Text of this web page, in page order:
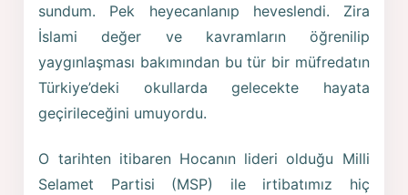
sundum. Pek heyecanlanıp heveslendi. Zira
İslami değer ve kavramların öğrenilip
yaygınlaşması bakımından bu tür bir müfredatın
Türkiye’deki okullarda gelecekte hayata
geçirileceğini umuyordu.
O tarihten itibaren Hocanın lideri olduğu Milli
Selamet Partisi (MSP) ile irtibatımız hiç